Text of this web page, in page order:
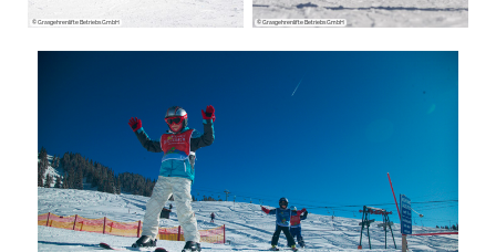
© Grasgehrenlifte Betriebs GmbH © Grasgehrenlifte Betriebs GmbH